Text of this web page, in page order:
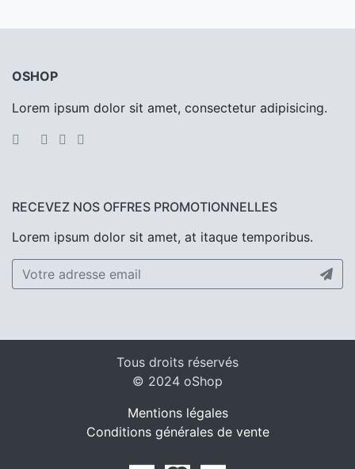
OSHOP
Lorem ipsum dolor sit amet, consectetur adipisicing.
RECEVEZ NOS OFFRES PROMOTIONNELLES
Lorem ipsum dolor sit amet, at itaque temporibus.
Tous droits réservés
© 2024 oShop
Mentions légales
Conditions générales de vente